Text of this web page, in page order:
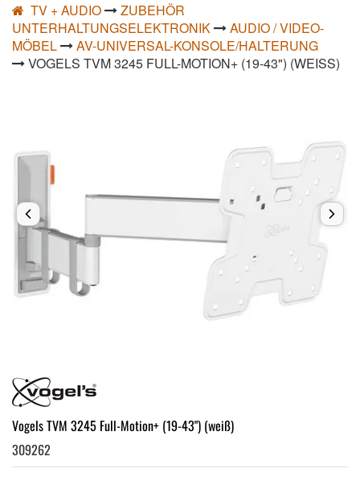
TV + AUDIO
ZUBEHÖR
UNTERHALTUNGSELEKTRONIK
AUDIO / VIDEO-
MÖBEL
AV-UNIVERSAL-KONSOLE/HALTERUNG
VOGELS TVM 3245 FULL-MOTION+ (19-43") (WEISS)
Vogels TVM 3245 Full-Motion+ (19-43") (weiß)
309262